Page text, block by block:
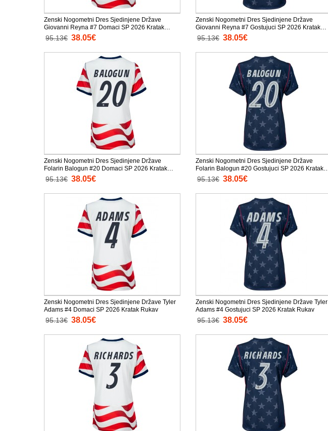
Zenski Nogometni Dres Sjedinjene Države
Giovanni Reyna #7 Domaci SP 2026 Kratak
Rukav
95.13€ 38.05€
Zenski Nogometni Dres Sjedinjene Države
Giovanni Reyna #7 Gostujuci SP 2026 Kratak
Rukav
95.13€ 38.05€
Zenski Nogometni Dres Sjedinjene Države
Folarin Balogun #20 Domaci SP 2026 Kratak
Rukav
95.13€ 38.05€
Zenski Nogometni Dres Sjedinjene Države
Folarin Balogun #20 Gostujuci SP 2026 Kratak
Rukav
95.13€ 38.05€
Zenski Nogometni Dres Sjedinjene Države Tyler
Adams #4 Domaci SP 2026 Kratak Rukav
95.13€ 38.05€
Zenski Nogometni Dres Sjedinjene Države Tyler
Adams #4 Gostujuci SP 2026 Kratak Rukav
95.13€ 38.05€